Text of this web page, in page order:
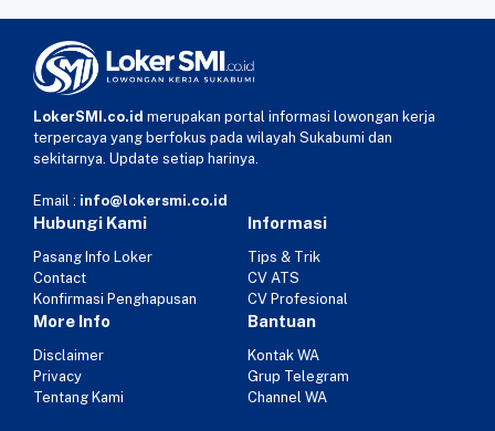
LokerSMI.co.id merupakan portal informasi lowongan kerja
terpercaya yang berfokus pada wilayah Sukabumi dan
sekitarnya. Update setiap harinya.
Email : info@lokersmi.co.id
Hubungi Kami
Pasang Info Loker
Contact
Konfirmasi Penghapusan
Informasi
Tips & Trik
CV ATS
CV Profesional
More Info
Disclaimer
Privacy
Tentang Kami
Bantuan
Kontak WA
Grup Telegram
Channel WA